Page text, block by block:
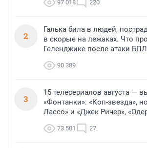
97 018 220
2
Галька била в людей,
в скорые на лежаках. Что
Геленджике после атаки
90 389
3
15 телесериалов августа —
«Фонтанки»: «Коп-звезда»,
Лассо» и «Джек Ричер»,
73 501 27